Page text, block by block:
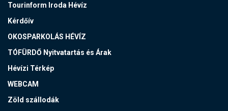
Tourinform Iroda Hévíz
Kérdőív
OKOSPARKOLÁS HÉVÍZ
TÓFÜRDŐ Nyitvatartás és Árak
Hévízi Térkép
WEBCAM
Zöld szállodák